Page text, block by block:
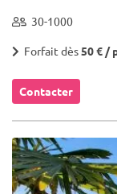
30-1000
Forfait dès50 € /
Contacter